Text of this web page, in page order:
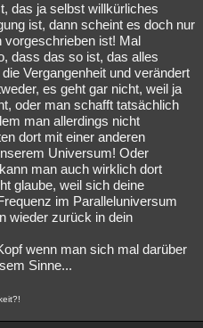
das ja selbst willkürliches
ist, dann scheint es doch nur
vorgeschrieben ist! Mal
dass das so ist, das alles
Vergangenheit und verändert
es geht gar nicht, weil ja
oder man schafft tatsächlich
man allerdings nicht
dort mit einer anderen
Universum! Oder
man auch wirklich dort
glaube, weil sich deine
im Paralleluniversum
wieder zurück in dein
wenn man sich mal darüber
Sinne...